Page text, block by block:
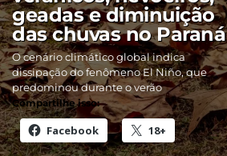
geadas e diminuição
das chuvas no Paraná
O cenário climático global indica
dissipação do fenômeno El Niño, que
predominou durante o verão
Compartilhe isso:
Facebook 18+